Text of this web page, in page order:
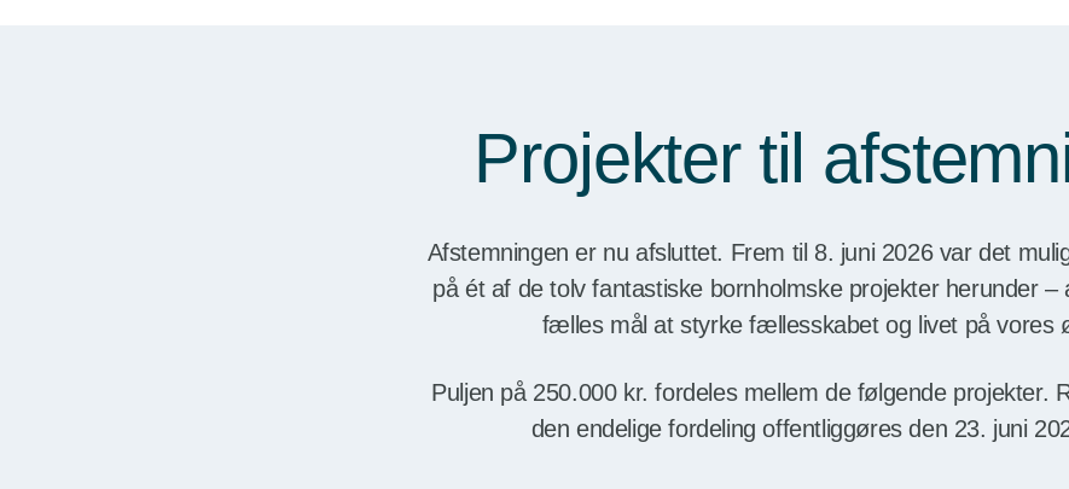
Projekter til
Afstemningen er nu afsluttet. Frem til 8. juni 2026 var det
på ét af de tolv fantastiske bornholmske projekter herunder –
fælles mål at styrke fællesskabet og livet på vores
Puljen på 250.000 kr. fordeles mellem de følgende projekter.
den endelige fordeling offentliggøres den 23. juni